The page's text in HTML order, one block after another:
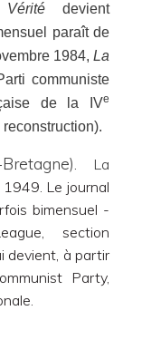
Vérité devient
paraît de
1984,La
communiste
de la IVe
La
Le journal
bimensuel -
section
devient, à partir
Party,